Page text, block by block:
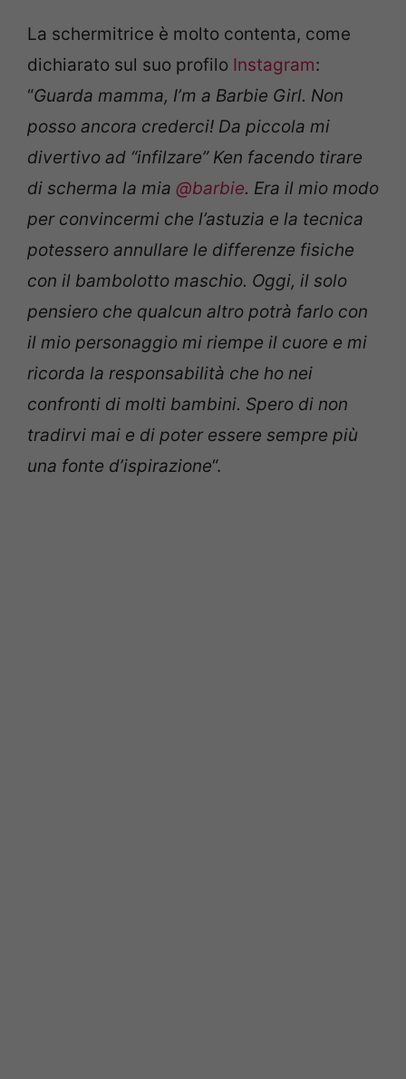
La schermitrice è molto contenta, come
dichiarato sul suo profilo Instagram:
“Guarda mamma, I’m a Barbie Girl. Non
posso ancora crederci! Da piccola mi
divertivo ad “infilzare” Ken facendo tirare
di scherma la mia @barbie. Era il mio modo
per convincermi che l’astuzia e la tecnica
potessero annullare le differenze fisiche
con il bambolotto maschio. Oggi, il solo
pensiero che qualcun altro potrà farlo con
il mio personaggio mi riempe il cuore e mi
ricorda la responsabilità che ho nei
confronti di molti bambini. Spero di non
tradirvi mai e di poter essere sempre più
una fonte d’ispirazione“.